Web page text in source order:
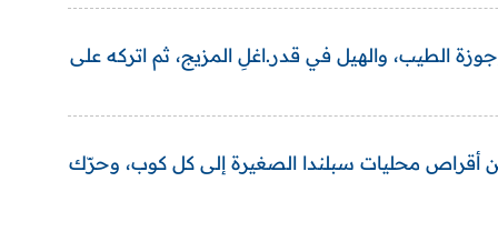
الطيب، والهيل في قدر.اغلِ المزيج، ثم اتركه على
محليات سبلندا الصغيرة إلى كل كوب، وحرّك